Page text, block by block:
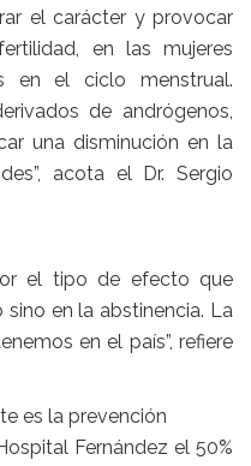
el carácter y provocar
en las mujeres
en el ciclo menstrual.
de andrógenos,
una disminución en la
acota el Dr. Sergio
el tipo de efecto que
en la abstinencia. La
en el país”, refiere
es la prevención
Fernández el 50%